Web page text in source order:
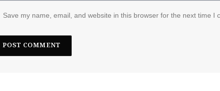
Save my name, email, and website in this browser for the next time I